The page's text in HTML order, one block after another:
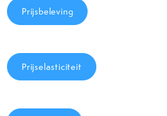
Prijsbeleving
Prijselasticiteit